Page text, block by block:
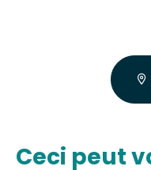
Ceci peut